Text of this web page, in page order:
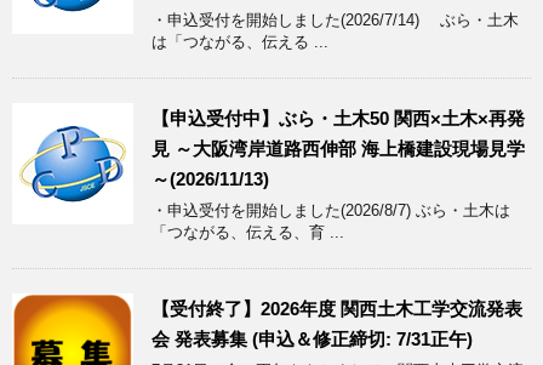
・申込受付を開始しました(2026/7/14) ぶら・土木
は「つながる、伝える ...
【申込受付中】ぶら・土木50 関西×土木×再発
見 ～大阪湾岸道路西伸部 海上橋建設現場見学
～(2026/11/13)
・申込受付を開始しました(2026/8/7) ぶら・土木は
「つながる、伝える、育 ...
【受付終了】2026年度 関西土木工学交流発表
会 発表募集 (申込＆修正締切: 7/31正午)